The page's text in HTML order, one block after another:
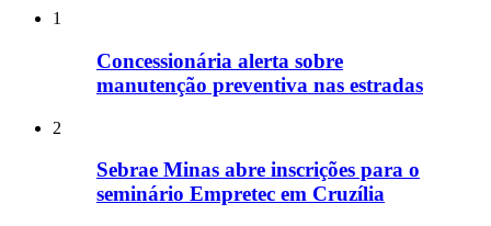
1
Concessionária alerta sobre
manutenção preventiva nas estradas
2
Sebrae Minas abre inscrições para o
seminário Empretec em Cruzília